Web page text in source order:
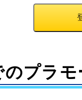
のプラ